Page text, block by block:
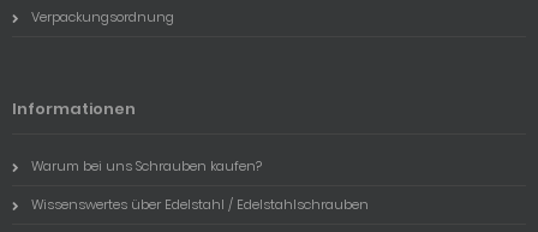
Verpackungsordnung
Informationen
Warum bei uns Schrauben kaufen?
Wissenswertes über Edelstahl / Edelstahlschrauben